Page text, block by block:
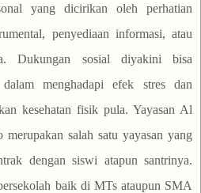
yang dicirikan oleh perhatian
penyediaan informasi, atau
Dukungan sosial diyakini bisa
menghadapi efek stres dan
kesehatan fisik pula. Yayasan Al
salah satu yayasan yang
dengan siswi atapun santrinya.
baik di MTs ataupun SMA